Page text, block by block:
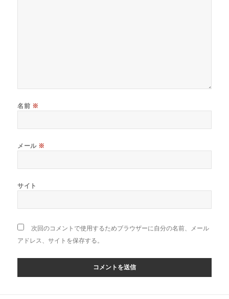
名前 ※
メール ※
サイト
次回のコメントで使用するためブラウザーに自分の名前、メール
アドレス、サイトを保存する。